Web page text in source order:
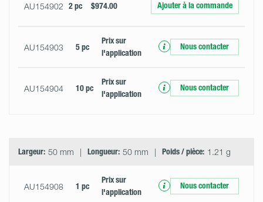
AU154902 2 pc $974.00 Ajouter à la commande
AU154903 5 pc
Prix ​​sur
l'application
Nous contacter
AU154904 10 pc
Prix ​​sur
l'application
Nous contacter
Largeur: 50 mm Longueur: 50 mm Poids / pièce: 1.21 g
AU154908 1 pc
Prix ​​sur
l'application
Nous contacter